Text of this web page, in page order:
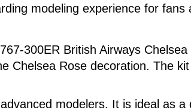
modeling experience for fans
300ER British Airways
Chelsea Rose decoration. The
modelers. It is ideal as